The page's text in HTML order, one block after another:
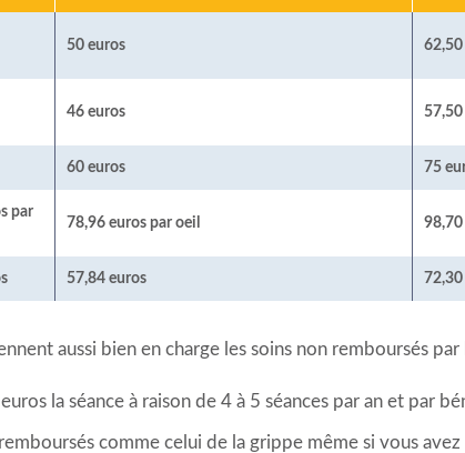
50 euros 62,50
46 euros 57,50
60 euros 75
par
78,96 euros par oeil 98,70
57,84 euros
aussi bien en charge les soins non remboursés par
la séance à raison de 4 à 5 séances par an et par
comme celui de la grippe même si vous